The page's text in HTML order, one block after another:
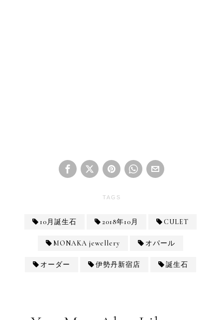
TAGS
10月誕生石 2018年10月 CULET
MONAKA jewellery オパール
オーダー 伊勢丹新宿店 誕生石